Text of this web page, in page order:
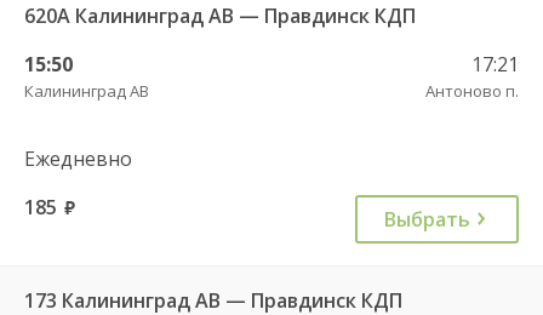
620А Калининград АВ — Правдинск КДП
15:50
Калининград АВ
17:21
Антоново п.
Ежедневно
185 руб. Выбрать
173 Калининград АВ — Правдинск КДП